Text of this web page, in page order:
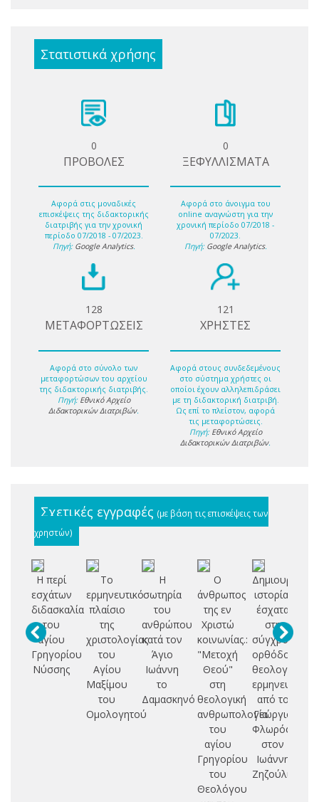
Στατιστικά χρήσης
0
ΠΡΟΒΟΛΕΣ
Αφορά στις μοναδικές
επισκέψεις της διδακτορικής
διατριβής για την χρονική
περίοδο 07/2018 - 07/2023.
Πηγή: Google Analytics.
0
ΞΕΦΥΛΛΙΣΜΑΤΑ
Αφορά στο άνοιγμα του
online αναγνώστη για την
χρονική περίοδο 07/2018 -
07/2023.
Πηγή: Google Analytics.
128
ΜΕΤΑΦΟΡΤΩΣΕΙΣ
Αφορά στο σύνολο των
μεταφορτώσων του αρχείου
της διδακτορικής διατριβής.
Πηγή: Εθνικό Αρχείο
Διδακτορικών Διατριβών.
121
ΧΡΗΣΤΕΣ
Αφορά στους συνδεδεμένους
στο σύστημα χρήστες οι
οποίοι έχουν αλληλεπιδράσει
με τη διδακτορική διατριβή.
Ως επί το πλείστον, αφορά
τις μεταφορτώσεις.
Πηγή: Εθνικό Αρχείο
Διδακτορικών Διατριβών.
Σχετικές εγγραφές (με βάση τις επισκέψεις των
χρηστών)
Η περί
εσχάτων
διδασκαλία
του
αγίου
Γρηγορίου
Νύσσης
Το
ερμηνευτικό
πλαίσιο
της
χριστολογίας
του
Αγίου
Μαξίμου
του
Ομολογητού
Η
σωτηρία
του
ανθρώπου
κατά τον
Άγιο
Ιωάννη
το
Δαμασκηνό
Ο
άνθρωπος
της εν
Χριστώ
κοινωνίας.:
"Μετοχή
Θεού"
στη
θεολογική
ανθρωπολογία
του
αγίου
Γρηγορίου
του
Θεολόγου
Δημιουργία,
ιστορία,
έσχατα
στη
σύγχρονη
ορθόδοξη
θεολογική
ερμηνευτική:
από το
Γεώργιο
Φλωρόφσκυ
στον
Ιωάννη
Ζηζούλια